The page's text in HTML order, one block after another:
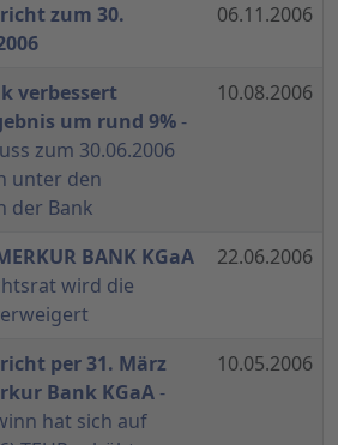
zum 30.
06.11.2006
verbessert
um rund 9% -
zum 30.06.2006
unter den
der Bank
10.08.2006
BANK KGaA
wird die
22.06.2006
per 31. März
Bank KGaA -
hat sich auf
10.05.2006